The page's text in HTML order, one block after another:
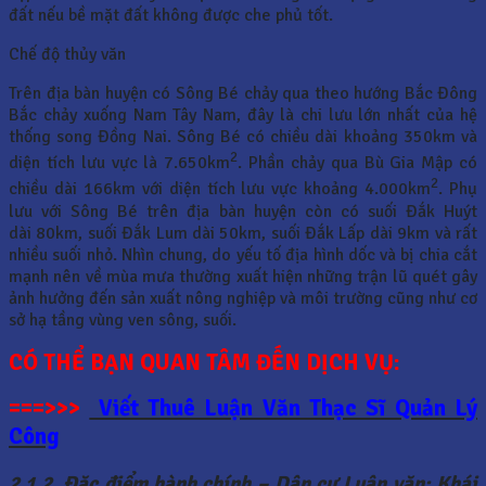
đất nếu bề mặt đất không được che phủ tốt.
Chế độ thủy văn
Trên địa bàn huyện có Sông Bé chảy qua theo hướng Bắc Đông
Bắc chảy xuống Nam Tây Nam, đây là chi lưu lớn nhất của hệ
thống song Đồng Nai. Sông Bé có chiều dài khoảng 350km và
diện tích lưu vực là 7.650km2. Phần chảy qua Bù Gia Mập có
chiều dài 166km với diện tích lưu vực khoảng 4.000km2. Phụ
lưu với Sông Bé trên địa bàn huyện còn có suối Đắk Huýt
dài 80km, suối Đắk Lum dài 50km, suối Đắk Lấp dài 9km và rất
nhiều suối nhỏ. Nhìn chung, do yếu tố địa hình dốc và bị chia cắt
mạnh nên về mùa mưa thường xuất hiện những trận lũ quét gây
ảnh hưởng đến sản xuất nông nghiệp và môi trường cũng như cơ
sở hạ tầng vùng ven sông, suối.
CÓ THỂ BẠN QUAN TÂM ĐẾN DỊCH VỤ:
===>>>
Viết Thuê Luận Văn Thạc Sĩ Quản Lý
Công